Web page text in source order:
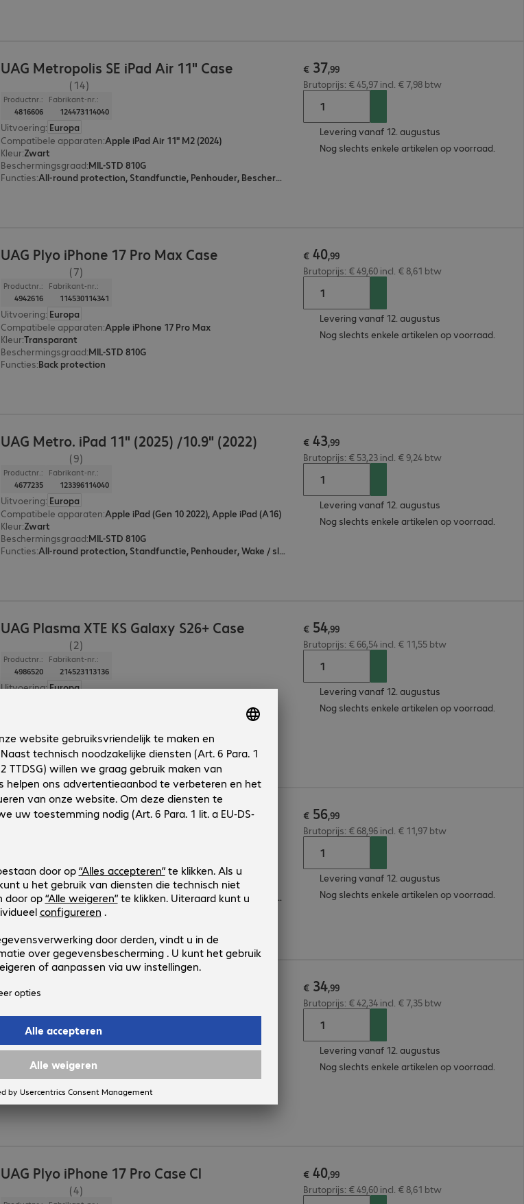
UAG Metropolis SE iPad Air 11" Case
(14)
Productnr.:
4816606
Fabrikant-nr.:
124473114040
Uitvoering: Europa
Compatibele apparaten:Apple iPad Air 11" M2 (2024)
Kleur:Zwart
Beschermingsgraad:MIL-STD 810G
Functies: All-round protection, Standfunctie, Penhouder, Bescherming van de achterkant van de tablet, Wake / sleep
€ 37,99
Brutoprijs: € 45,97 incl. € 7,98 btw
Levering vanaf 12. augustus
Nog slechts enkele artikelen op voorraad.
UAG Plyo iPhone 17 Pro Max Case
(7)
Productnr.:
4942616
Fabrikant-nr.:
114530114341
Uitvoering: Europa
Compatibele apparaten:Apple iPhone 17 Pro Max
Kleur:Transparant
Beschermingsgraad:MIL-STD 810G
Functies:Back protection
€ 40,99
Brutoprijs: € 49,60 incl. € 8,61 btw
Levering vanaf 12. augustus
Nog slechts enkele artikelen op voorraad.
UAG Metro. iPad 11" (2025) /10.9" (2022)
(9)
Productnr.:
4677235
Fabrikant-nr.:
123396114040
Uitvoering: Europa
Compatibele apparaten:Apple iPad (Gen 10 2022), Apple iPad (A16)
Kleur:Zwart
Beschermingsgraad:MIL-STD 810G
Functies: All-round protection, Standfunctie, Penhouder, Wake / sleep
€ 43,99
Brutoprijs: € 53,23 incl. € 9,24 btw
Levering vanaf 12. augustus
Nog slechts enkele artikelen op voorraad.
UAG Plasma XTE KS Galaxy S26+ Case
(2)
Productnr.:
4986520
Fabrikant-nr.:
214523113136
Uitvoering:Europa
Functies:Back protection
€ 54,99
Brutoprijs: € 66,54 incl. € 11,55 btw
Levering vanaf 12. augustus
Nog slechts enkele artikelen op voorraad.
UAG Workflow Surface Pro 13" Screen Prot
Toepassing:Tablet
Schermgrootte:33,0 cm (13,0")
Compatibele apparaten:
Microsoft Surface Pro 11, Microsoft Surface Pro 9, Microsoft Surface Pro 10
Bijzondere kenmerken:Oleofobe coating
€ 56,99
Brutoprijs: € 68,96 incl. € 11,97 btw
Levering vanaf 12. augustus
Nog slechts enkele artikelen op voorraad.
UAG Pathfinder iPhone 16e Case Black
Productnr.:
4888926
Fabrikant-nr.:
114499114040
Uitvoering:Europa
Compatibele apparaten
Zwart
Beschermingsgraad:MIL-STD 810G
Functies:Back protection
€ 34,99
Brutoprijs: € 42,34 incl. € 7,35 btw
Levering vanaf 12. augustus
Nog slechts enkele artikelen op voorraad.
UAG Plyo iPhone 17 Pro Case Cl
(4)
€ 40,99
Brutoprijs: € 49,60 incl. € 8,61 btw